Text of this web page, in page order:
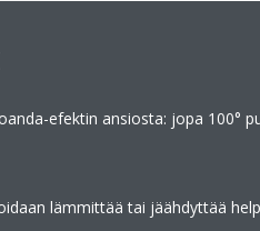
efektin ansiosta: jopa 100°
lämmittää tai jäähdyttää